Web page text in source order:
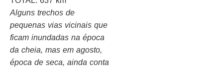
Alguns trechos de
pequenas vias vicinais que
ficam inundadas na época
da cheia, mas em agosto,
época de seca, ainda conta